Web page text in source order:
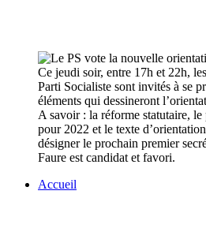
Ce jeudi soir, entre 17h et 22h,
Parti Socialiste sont invités à se
éléments qui dessineront
A savoir : la réforme statutaire, le
pour 2022 et le texte
désigner le prochain premier
Faure est candidat et favori.
Accueil